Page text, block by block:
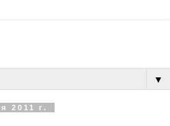
▼
2011 г.